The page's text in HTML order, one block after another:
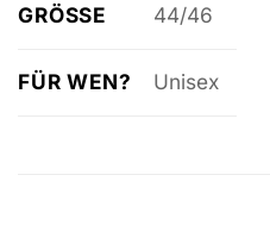
GRÖSSE 44/46
FÜR WEN? Unisex